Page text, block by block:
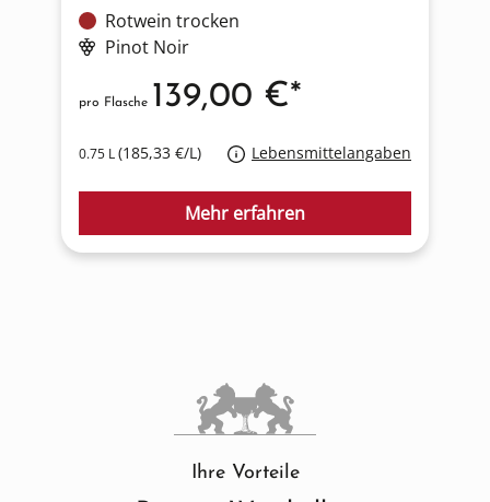
Rotwein trocken
Pinot Noir
0.75 L(185,33 €/L) Lebensmittelangaben
pro Flasche 139,00 €*
Mehr erfahren
Ihre Vorteile